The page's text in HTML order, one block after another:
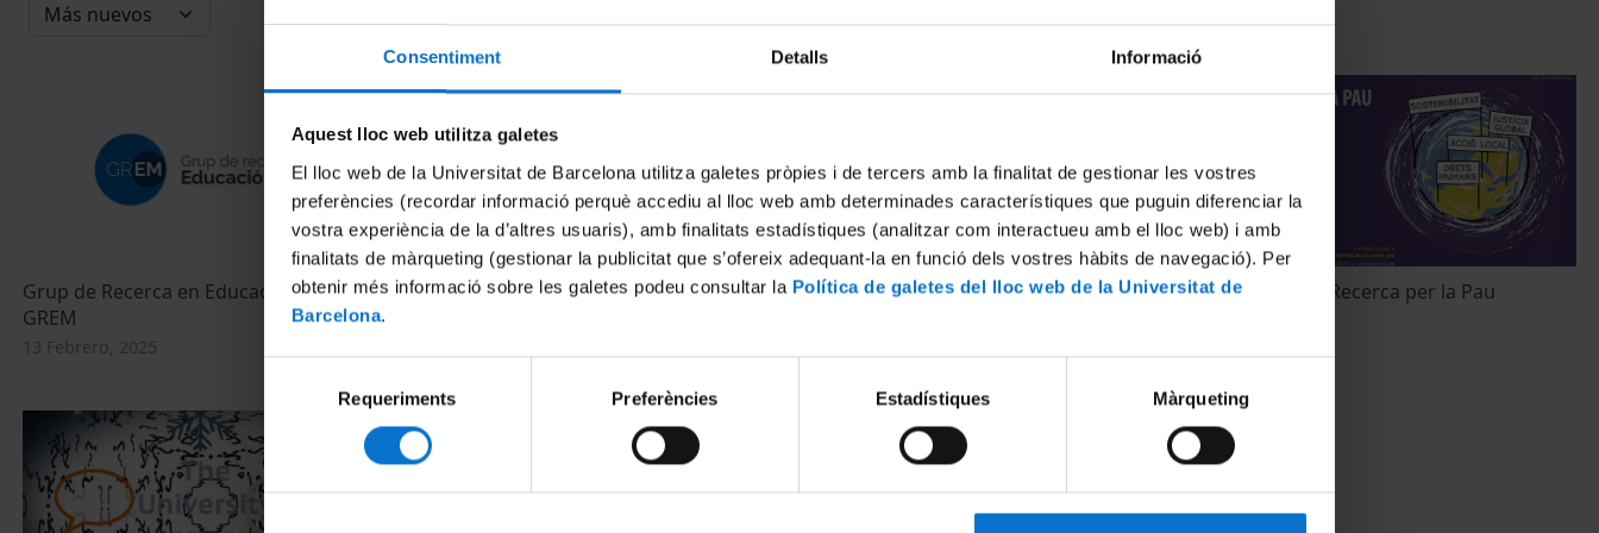
Consentiment Detalls Informació
Aquest lloc web utilitza galetes
El lloc web de la Universitat de Barcelona utilitza galetes pròpies i de tercers amb la finalitat de gestionar les vostres
preferències (recordar informació perquè accediu al lloc web amb determinades característiques que puguin diferenciar la
vostra experiència de la d’altres usuaris), amb finalitats estadístiques (analitzar com interactueu amb el lloc web) i amb
finalitats de màrqueting (gestionar la publicitat que s’ofereix adequant-la en funció dels vostres hàbits de navegació). Per
obtenir més informació sobre les galetes podeu consultar la Política de galetes del lloc web de la Universitat de
Barcelona.
consentiment
Requeriments Preferències Estadístiques Màrqueting
Grup de Recerca en Educació Moral -
GREM
13 Febrero, 2025
Què és l'Institut de Desenvolupament
La docència en línia durant l'estat
XVI Premis de Recerca per la Pau